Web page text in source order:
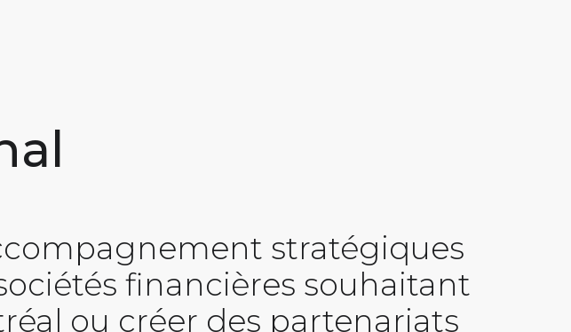
stratégiques
financières souhaitant
ou créer des partenariats